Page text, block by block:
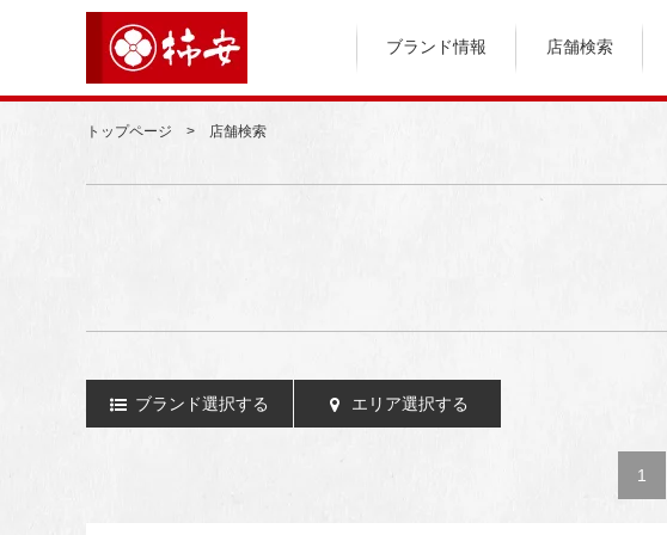
ブランド情報 店舗検索
トップページ 店舗検索
ブランド選択する エリア選択する
1